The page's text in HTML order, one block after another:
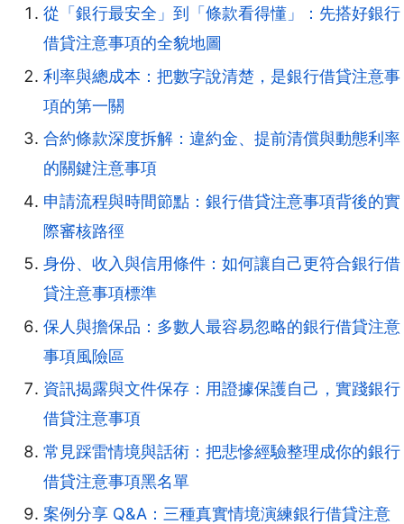
從「銀行最安全」到「條款看得懂」：先搭好銀行
借貸注意事項的全貌地圖
利率與總成本：把數字說清楚，是銀行借貸注意事
項的第一關
合約條款深度拆解：違約金、提前清償與動態利率
的關鍵注意事項
申請流程與時間節點：銀行借貸注意事項背後的實
際審核路徑
身份、收入與信用條件：如何讓自己更符合銀行借
貸注意事項標準
保人與擔保品：多數人最容易忽略的銀行借貸注意
事項風險區
資訊揭露與文件保存：用證據保護自己，實踐銀行
借貸注意事項
常見踩雷情境與話術：把悲慘經驗整理成你的銀行
借貸注意事項黑名單
案例分享 Q&A：三種真實情境演練銀行借貸注意